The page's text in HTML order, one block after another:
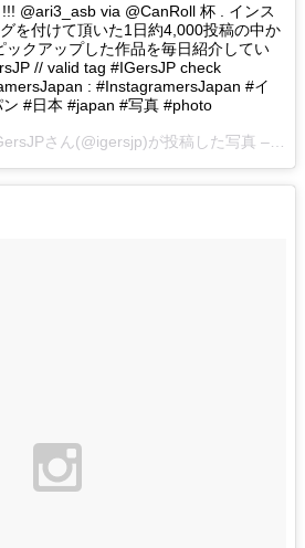
!!! @ari3_asb via @CanRoll 杯 . インス
を付けて頂いた1日約4,000投稿の中か
ックアップした作品を毎日紹介してい
// valid tag #IGersJP check
: #InstagramersJapan #イ
#日本 #japan #写真 #photo